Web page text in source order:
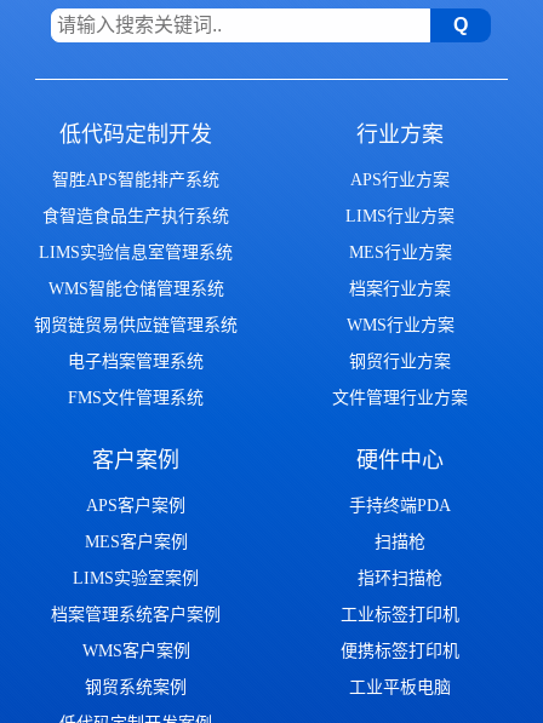
低代码定制开发
智胜APS智能排产系统
食智造食品生产执行系统
LIMS实验信息室管理系统
WMS智能仓储管理系统
钢贸链贸易供应链管理系统
电子档案管理系统
FMS文件管理系统
行业方案
APS行业方案
LIMS行业方案
MES行业方案
档案行业方案
WMS行业方案
钢贸行业方案
文件管理行业方案
客户案例
APS客户案例
MES客户案例
LIMS实验室案例
档案管理系统客户案例
WMS客户案例
钢贸系统案例
硬件中心
手持终端PDA
扫描枪
指环扫描枪
工业标签打印机
便携标签打印机
工业平板电脑